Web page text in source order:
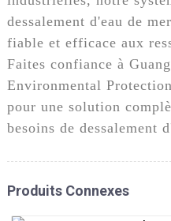
dessalement d'eau de
fiable et efficace aux
Faites confiance à
Environmental
pour une solution
besoins de dessalement
Produits Connexes